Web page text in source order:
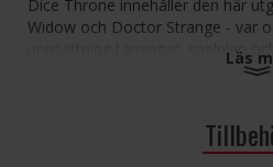
Dice Throne innehåller den här
Widow och Doctor Strange - var
uppsättning tärningar, spelplan
actionkort som möjliggör
Strange's Premonition och Black
Läs